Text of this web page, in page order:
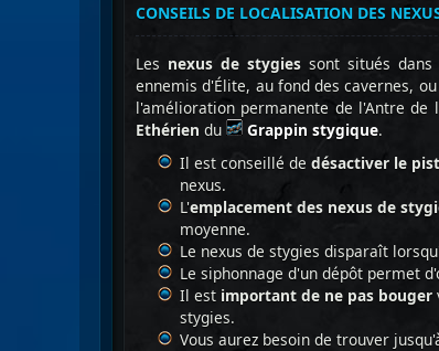
CONSEILS DE LOCALISATION DES
Les nexus de stygies sont situés
ennemis d'Élite, au fond des cavernes,
l'amélioration permanente de l'Antre de
Ethérien du Grappin stygique.
Il est conseillé de désactiver le
nexus.
L'emplacement des nexus de
moyenne.
Le nexus de stygies disparaît
Le siphonnage d'un dépôt permet
Il est important de ne pas bouger
stygies.
Vous aurez besoin de trouver